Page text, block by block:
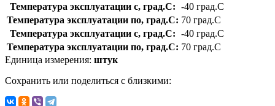
Температура эксплуатации с, град.C: -40 град.C
Температура эксплуатации по, град.C: 70 град.C
Температура эксплуатации с, град.C: -40 град.C
Температура эксплуатации по, град.C: 70 град.C
Единица измерения: штук
Сохранить или поделиться с близкими: